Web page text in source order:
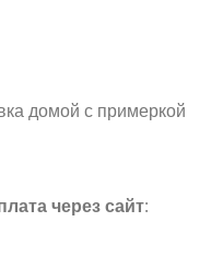
домой с примеркой
через сайт: